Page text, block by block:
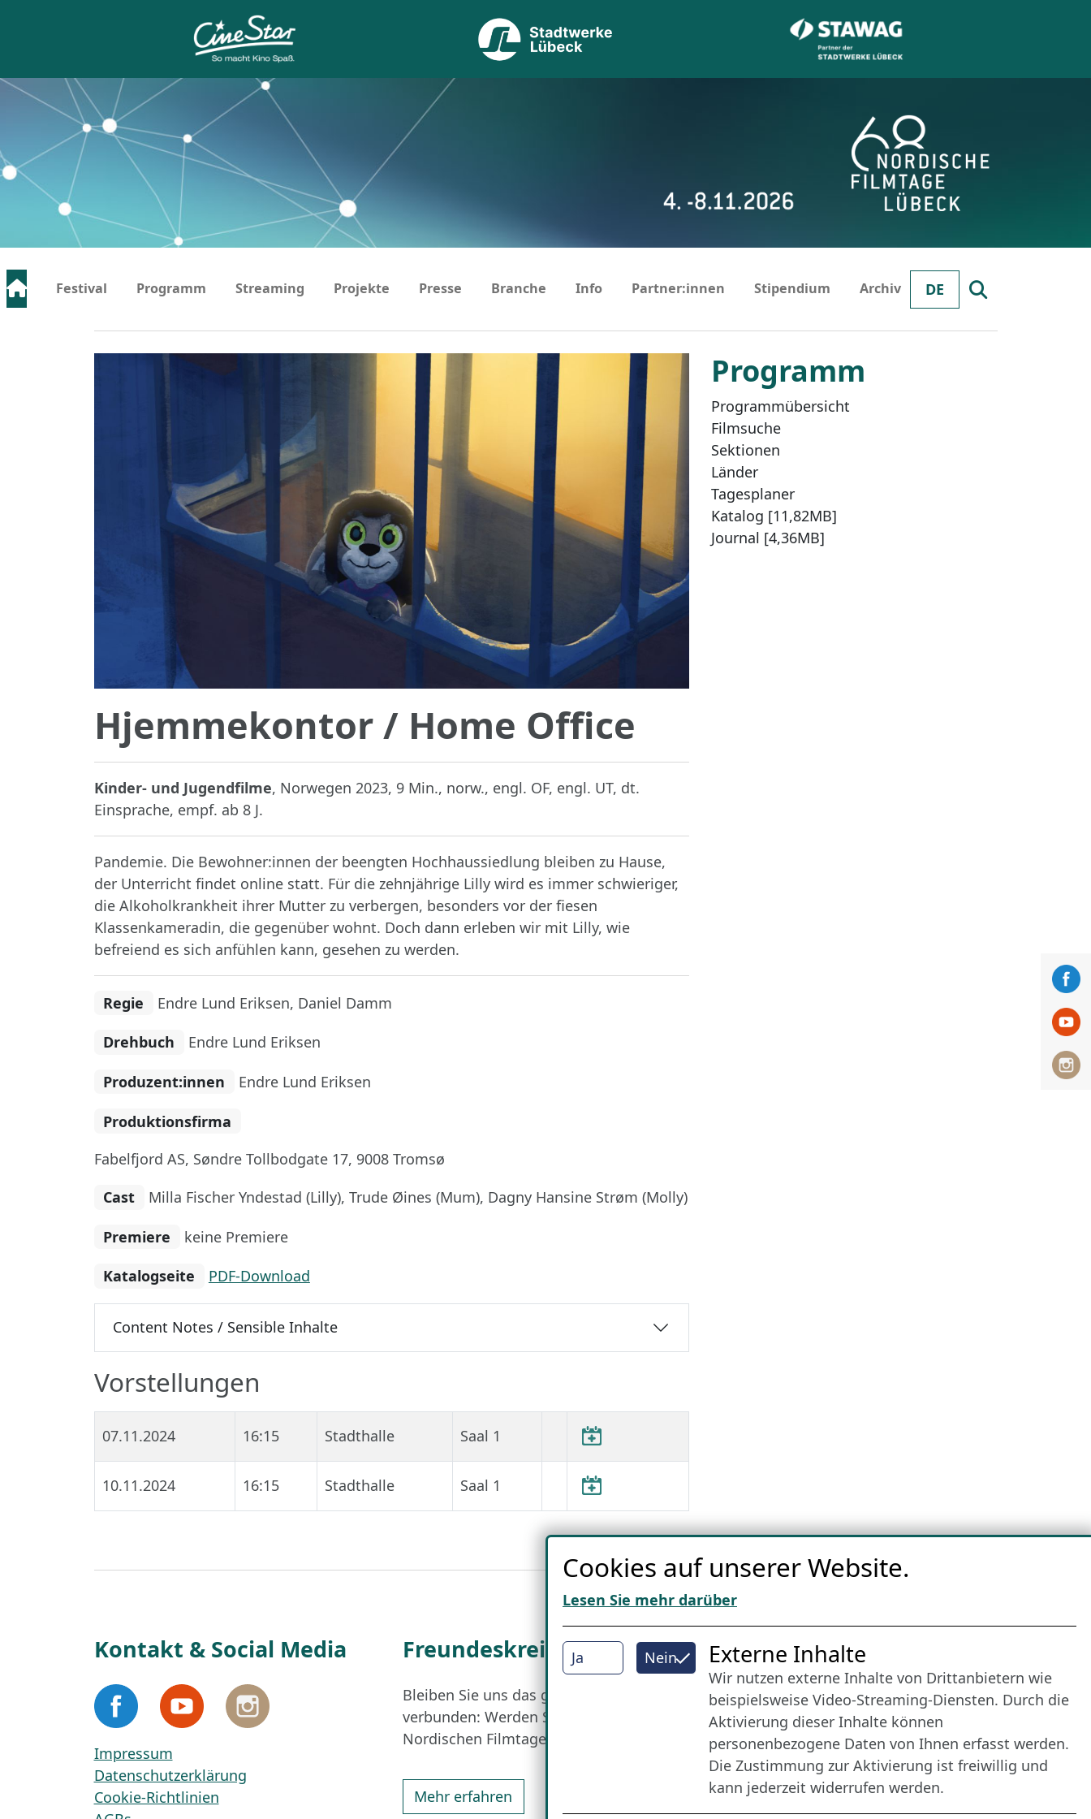
DE
Festival Programm Streaming Projekte Presse Branche Info Partner:innen Stipendium Archiv
Programm
Programmübersicht
Filmsuche
Sektionen
Länder
Tagesplaner
Katalog [11,82MB]
Journal [4,36MB]
Hjemmekontor / Home Office
Kinder- und Jugendfilme, Norwegen 2023, 9 Min., norw., engl. OF, engl. UT, dt.
Einsprache, empf. ab 8 J.
Pandemie. Die Bewohner:innen der beengten Hochhaussiedlung bleiben zu Hause,
der Unterricht findet online statt. Für die zehnjährige Lilly wird es immer schwieriger,
die Alkoholkrankheit ihrer Mutter zu verbergen, besonders vor der fiesen
Klassenkameradin, die gegenüber wohnt. Doch dann erleben wir mit Lilly, wie
befreiend es sich anfühlen kann, gesehen zu werden.
Regie Endre Lund Eriksen, Daniel Damm
Drehbuch Endre Lund Eriksen
Produzent:innen Endre Lund Eriksen
Produktionsfirma
Fabelfjord AS, Søndre Tollbodgate 17, 9008 Tromsø
Cast
Milla Fischer Yndestad (Lilly), Trude Øines (Mum), Dagny Hansine Strøm (Molly)
Premiere keine Premiere
Katalogseite PDF-Download
Content Notes / Sensible Inhalte
Vorstellungen
07.11.2024 16:15 Stadthalle Saal 1
10.11.2024 16:15 Stadthalle Saal 1
Kontakt & Social Media
Impressum
Datenschutzerklärung
Cookie-Richtlinien
Freundes­kreis
Bleiben Sie uns das ganze Jahr über
verbunden: Werden Sie Freund der
Nordischen Filmtage Lübeck.
Mehr erfahren
Internet Partner
Cookies auf unserer Website.
Lesen Sie mehr darüber
Ja Nein Externe Inhalte
Wir nutzen externe Inhalte von Drittanbietern wie
beispielsweise Video-Streaming-Diensten. Durch die
Aktivierung dieser Inhalte können
personenbezogene Daten von Ihnen erfasst werden.
Die Zustimmung zur Aktivierung ist freiwillig und
kann jederzeit widerrufen werden.